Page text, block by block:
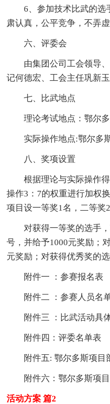
6、参加技术比武的选
肃认真，公平竞争，不弄
六、评委会
由集团公司工会领导、
记何德宏、工会主任巩新玉
七、比武地点
理论考试地点：鄂尔多
实际操作地点:鄂尔多斯
八、奖项设置
根据理论与实际操作得
操作3：7的权重进行加权
项目设一等奖1名，二等奖
对获得一等奖的选手，
号，并给予1000元奖励；
元奖励；对获得优秀奖的
附件一 ：参赛报名表
附件二 ：参赛人员名
附件三 ：比武活动具
附件四：评委名单表
附件五: 鄂尔多斯项目
附件六：鄂尔多斯项目
活动方案 篇2